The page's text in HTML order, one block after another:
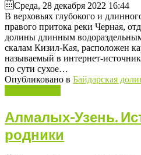
Среда, 28 декабря 2022 16:44
В верховьях глубокого и
правого притока реки Черная,
долины длинным
скалам Кизил-Кая, расположен
называемый в интернет-
по сути сухое…
Опубликовано в Байдарская
Алмалых-Узень.
родники